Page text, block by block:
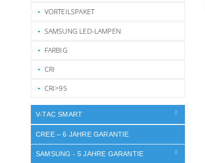
VORTEILSPAKET
SAMSUNG LED-LAMPEN
FARBIG
CRI
CRI>95
V-TAC SMART
CREE – 6 JAHRE GARANTIE
SAMSUNG - 5 JAHRE GARANTIE